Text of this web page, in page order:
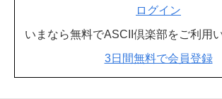
ログイン
いまなら無料でASCII倶楽部をご利用
3日間無料で会員登録